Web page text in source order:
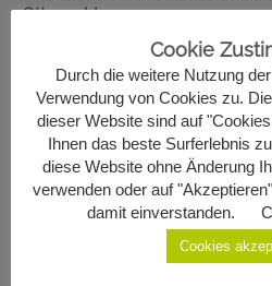
Hochzeiten 2024
Hochzeiten 2017
Geburten
Staatsbürgerschaft
Ottenschlag
3631 Ottenschlag
02872/7330-13
standesamt@ottenschlag.eu
Cookie
Durch die weitere Nutzung
Verwendung von Cookies zu.
dieser Website sind auf
Ihnen das beste Surferlebnis
diese Website ohne Änderung
verwenden oder auf
damit einverstanden.
Cookies